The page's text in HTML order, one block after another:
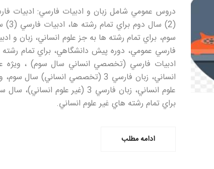
دروس عمومي شامل زبان و ادبيات فارسي: ادبيات
(2) سال دوم براي
سوم، براي تمام رشته ها به جز علوم انساني، زبان و
فارسي عمومي، دوره پيش دانشگاهي، براي تمام رشته
ادبيات فارسي (تخصصي انساني سال سوم) ، ويژه
انساني، زبان فارسي 3 (تخصصي انساني) سال
علوم انساني، زبان فارسي 3 (غير علوم انساني)،
براي تمام رشته هاي غير علوم انساني.
ادامه مطلب